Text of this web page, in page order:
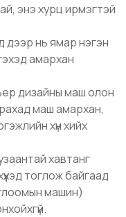
энэ хурц ирмэгтэй
дээр нь ямар нэгэн
амархан
дизайны маш олон
маш амархан,
хүн хийх
хавтанг
тоглож байгаад
машин)